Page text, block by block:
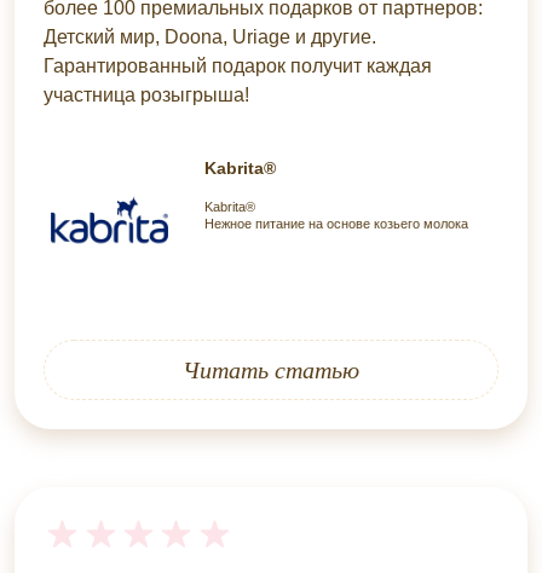
Kabrita®
Kabrita®
Нежное питание на основе козьего молока
Читать статью
более 100 премиальных подарков от партнеров:
Детский мир, Doona, Uriage и другие.
Гарантированный подарок получит каждая
участница розыгрыша!